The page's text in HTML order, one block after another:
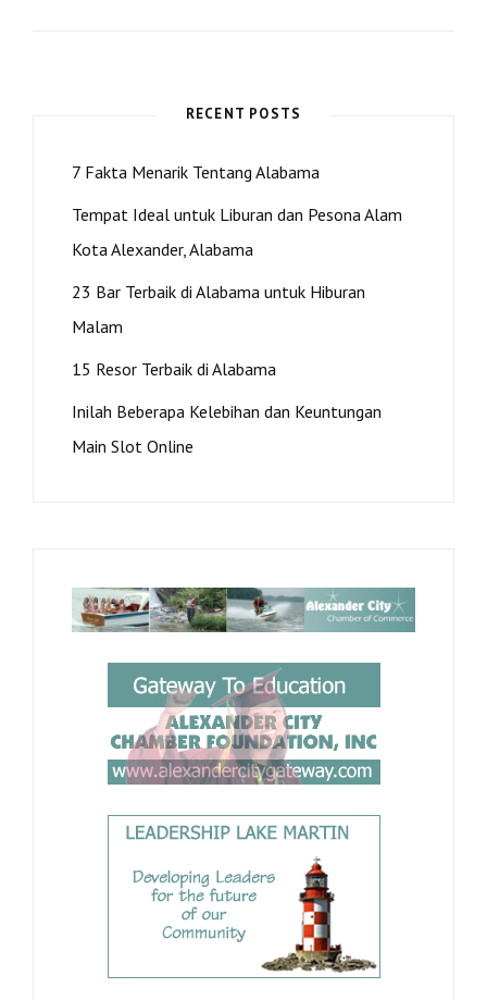
DI
RECENT POSTS
7 Fakta Menarik Tentang Alabama
Tempat Ideal untuk Liburan dan Pesona Alam
Kota Alexander, Alabama
23 Bar Terbaik di Alabama untuk Hiburan
Malam
15 Resor Terbaik di Alabama
Inilah Beberapa Kelebihan dan Keuntungan
Main Slot Online